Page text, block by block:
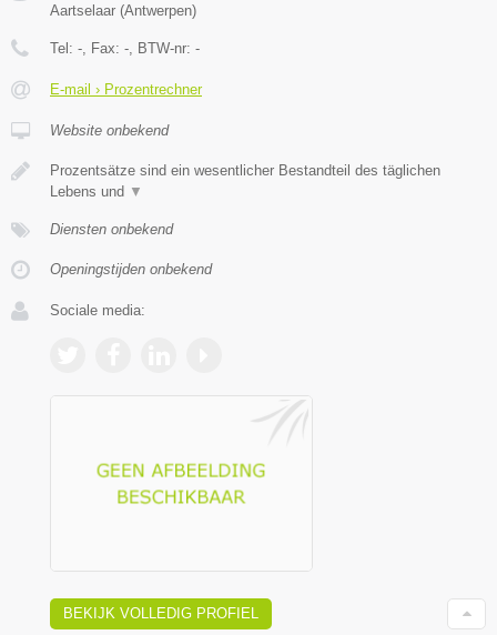
Aartselaar (Antwerpen)
Tel: - , Fax: - , BTW-nr: -
E-mail › Prozentrechner
Website onbekend
Prozentsätze sind ein wesentlicher Bestandteil des täglichen
Lebens und ▼
Diensten onbekend
Openingstijden onbekend
Sociale media:
BEKIJK VOLLEDIG PROFIEL